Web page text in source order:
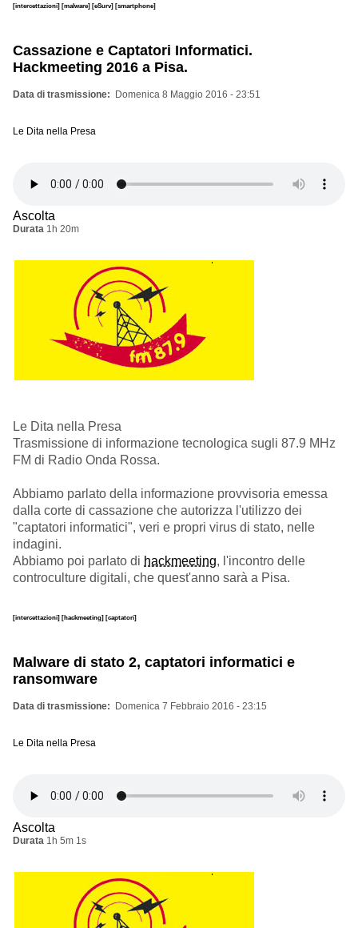
[intercettazioni] [malware] [eSurv] [smartphone]
Cassazione e Captatori Informatici.
Hackmeeting 2016 a Pisa.
Data di trasmissione Domenica 8 Maggio 2016 - 23:51
Le Dita nella Presa
Ascolta
Durata 1h 20m
Le Dita nella Presa
Trasmissione di informazione tecnologica sugli 87.9 MHz
FM di Radio Onda Rossa.
Abbiamo parlato della informazione provvisoria emessa
dalla corte di cassazione che autorizza l'utilizzo dei
"captatori informatici", veri e propri virus di stato, nelle
indagini.
Abbiamo poi parlato di hackmeeting, l'incontro delle
controculture digitali, che quest'anno sarà a Pisa.
[intercettazioni] [hackmeeting] [captatori]
Malware di stato 2, captatori informatici e
ransomware
Data di trasmissione Domenica 7 Febbraio 2016 - 23:15
Le Dita nella Presa
Ascolta
Durata 1h 5m 1s